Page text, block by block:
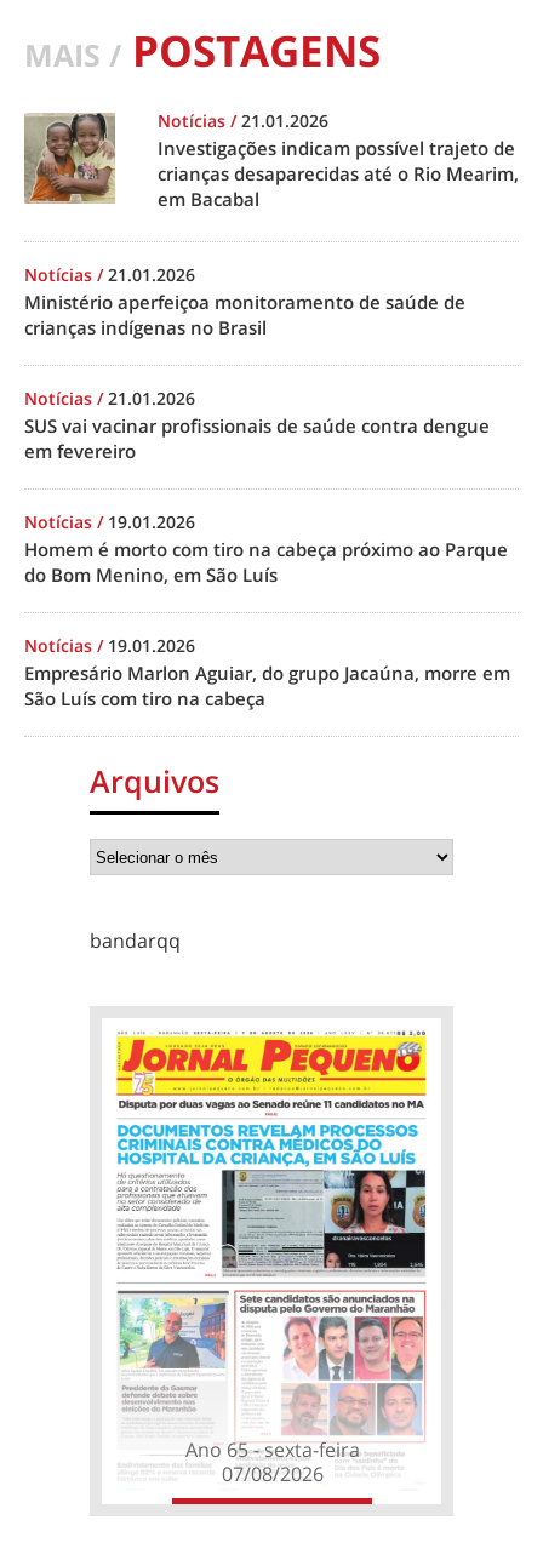
MAIS / POSTAGENS
Notícias /21.01.2026
Investigações indicam possível trajeto de
crianças desaparecidas até o Rio Mearim,
em Bacabal
Notícias /21.01.2026
Ministério aperfeiçoa monitoramento de saúde de
crianças indígenas no Brasil
Notícias /21.01.2026
SUS vai vacinar profissionais de saúde contra dengue
em fevereiro
Notícias / 19.01.2026
Homem é morto com tiro na cabeça próximo ao Parque
do Bom Menino, em São Luís
Notícias / 19.01.2026
Empresário Marlon Aguiar, do grupo Jacaúna, morre em
São Luís com tiro na cabeça
Arquivos
bandarqq
Ano 65 - sexta-feira
07/08/2026